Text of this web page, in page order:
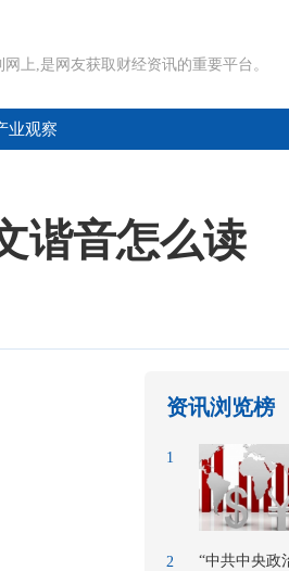
上,是网友获取财经资讯的重要平台。
业观察
谐音怎么读
资讯浏览榜
1
2 “中共中央政